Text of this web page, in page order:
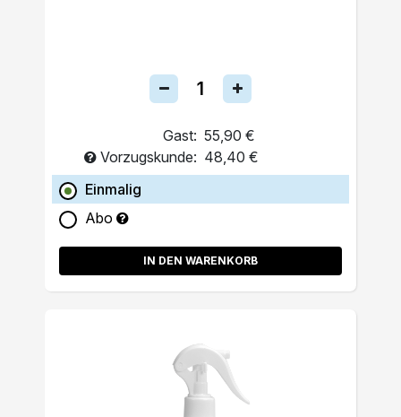
Gast: 55,90 €
Vorzugskunde: 48,40 €
Einmalig
Abo
IN DEN WARENKORB